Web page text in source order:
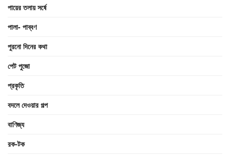
পায়ের তলায় সর্ষে
পালা- পাব্বণ
পুরনো দিনের কথা
পেট পুজো
প্রকৃতি
বদলে দেওয়ার গল্প
বাণিজ্য
রক-টক